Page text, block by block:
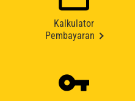
Kalkulator
Pembayaran